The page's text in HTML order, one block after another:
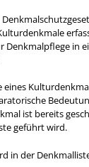
Denkmalpflege in
eines
ist bereits
geführt wird.
in der